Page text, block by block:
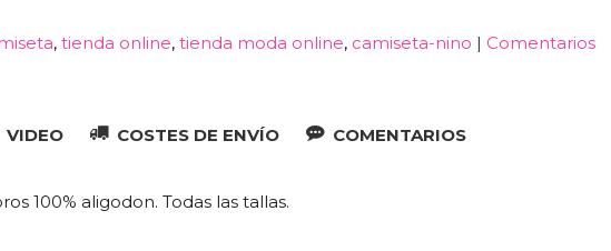
tienda online tienda moda online camiseta-nino | Comentarios
VIDEO COSTES DE ENVÍO COMENTARIOS
100% aligodon. Todas las tallas.